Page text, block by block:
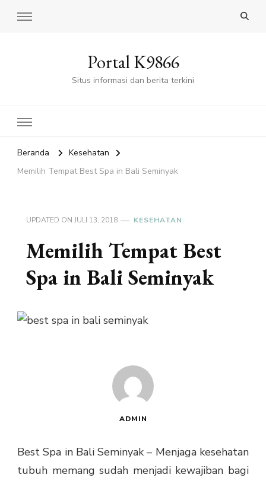
Portal K9866
Situs informasi dan berita terkini
Beranda
Kesehatan
Memilih Tempat Best Spa in Bali Seminyak
UPDATED ON JULI 13, 2018 KESEHATAN
Memilih Tempat Best
Spa in Bali Seminyak
ADMIN
Best Spa in Bali Seminyak – Menjaga kesehatan
tubuh memang sudah menjadi kewajiban bagi